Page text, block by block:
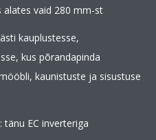
alates vaid 280 mm-st
kauplustesse,
kus põrandapinda
kaunistuste ja sisustuse
: tänu EC inverteriga